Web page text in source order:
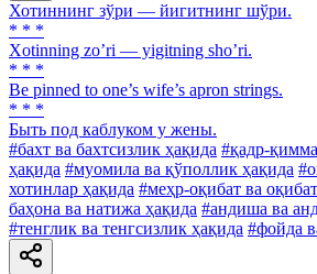
Хотиннинг зўри — йигитнинг шўри.
* * *
Xotinning zoʼri — yigitning shoʼri.
* * *
Be pinned to one’s wife’s apron strings.
* * *
Быть под каблуком у жены.
#бахт ва бахтсизлик ҳақида #қадр-
ҳақида #муомила ва қўполлик ҳақида
хотинлар ҳақида #меҳр-оқибат ва
баҳона ва натижа ҳақида #андиша ва
#тенглик ва тенгсизлик ҳақида #фойда